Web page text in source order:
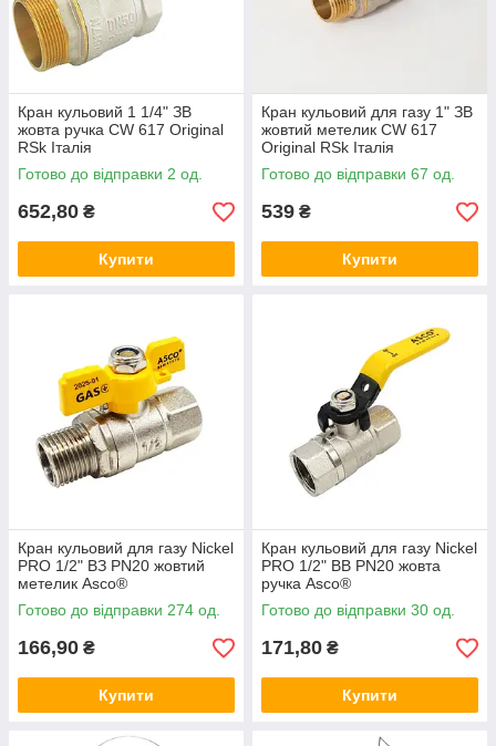
Кран кульовий 1 1/4" ЗВ
жовта ручка СW 617 Original
RSk Італія
Готово до відправки 2 од.
652,80 ₴
Купити
Кран кульовий для газу 1" ЗВ
жовтий метелик СW 617
Original RSk Італія
Готово до відправки 67 од.
539 ₴
Купити
Кран кульовий для газу Nickel
PRO 1/2" ВЗ PN20 жовтий
метелик Asco®
Готово до відправки 274 од.
166,90 ₴
Купити
Кран кульовий для газу Nickel
PRO 1/2" ВВ PN20 жовта
ручка Asco®
Готово до відправки 30 од.
171,80 ₴
Купити